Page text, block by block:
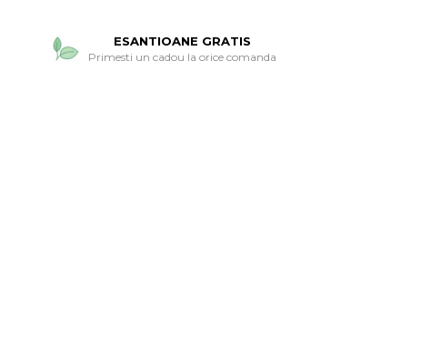
ESANTIOANE GRATIS
Primesti un cadou la orice comanda